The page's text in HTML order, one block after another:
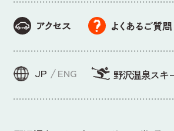
JP ENG 野沢温泉スキ